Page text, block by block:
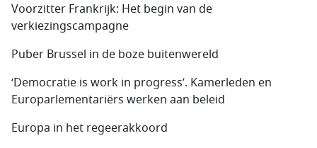
Voorzitter Frankrijk: Het begin van de
verkiezingscampagne
Puber Brussel in de boze buitenwereld
‘Democratie is work in progress’. Kamerleden en
Europarlementariërs werken aan beleid
Europa in het regeerakkoord